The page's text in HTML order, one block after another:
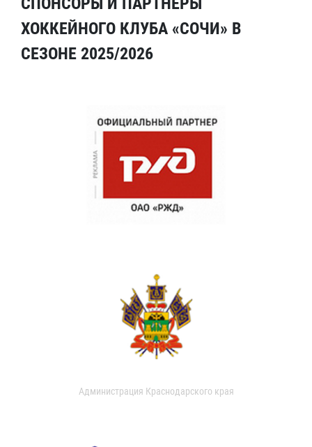
ХОККЕЙНОГО КЛУБА «СОЧИ» В
СЕЗОНЕ 2025/2026
Администрация Краснодарского края